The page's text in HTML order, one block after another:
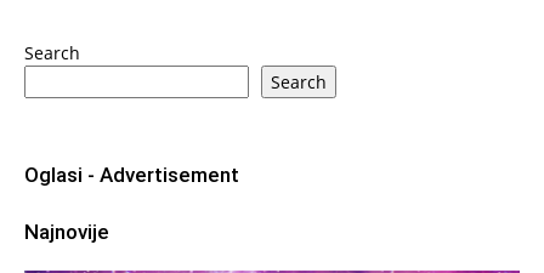
Search
Search
Oglasi - Advertisement
Najnovije